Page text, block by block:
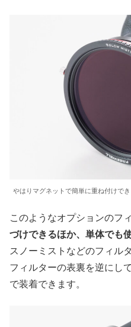
やはりマグネットで簡単に重ね付けでき
このようなオプションのフ
づけできるほか、単体でも
スノーミストなどのフィル
フィルターの表裏を逆にし
で装着できます。